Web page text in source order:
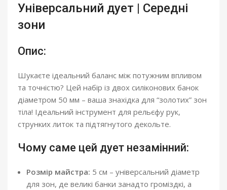
Універсальний дует | Середні
зони
Опис:
Шукаєте ідеальний баланс між потужним впливом
та точністю? Цей набір із двох силіконових банок
діаметром 50 мм – ваша знахідка для “золотих” зон
тіла! Ідеальний інструмент для рельєфу рук,
струнких литок та підтягнутого декольте.
Чому саме цей дует незамінний:
Розмір майстра: 5 см – універсальний діаметр
для зон, де великі банки занадто громіздкі, а